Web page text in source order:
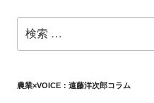
索:
農業×VOICE：遠藤洋次郎コラム